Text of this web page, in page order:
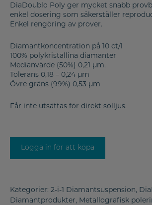
DiaDoublo Poly ger mycket snabb
enkel dosering som säkerställer
Enkel rengöring av prover.
Diamantkoncentration på 10 ct/l
100% polykristallina diamanter
Medianvärde (50%) 0,21 µm.
Tolerans 0,18 – 0,24 µm
Övre gräns (99%) 0,53 µm
Får inte utsättas för direkt solljus.
Logga in för att köpa
Kategorier: 2-i-1 Diamantsuspension,
Diamantprodukter, Metallografisk